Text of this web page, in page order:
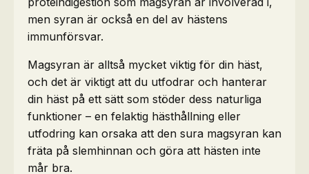
men syran är också en del av hästens
immunförsvar.
Magsyran är alltså mycket viktig för din häst,
och det är viktigt att du utfodrar och hanterar
din häst på ett sätt som stöder dess naturliga
funktioner – en felaktig hästhållning eller
utfodring kan orsaka att den sura magsyran kan
fräta på slemhinnan och göra att hästen inte
mår bra.